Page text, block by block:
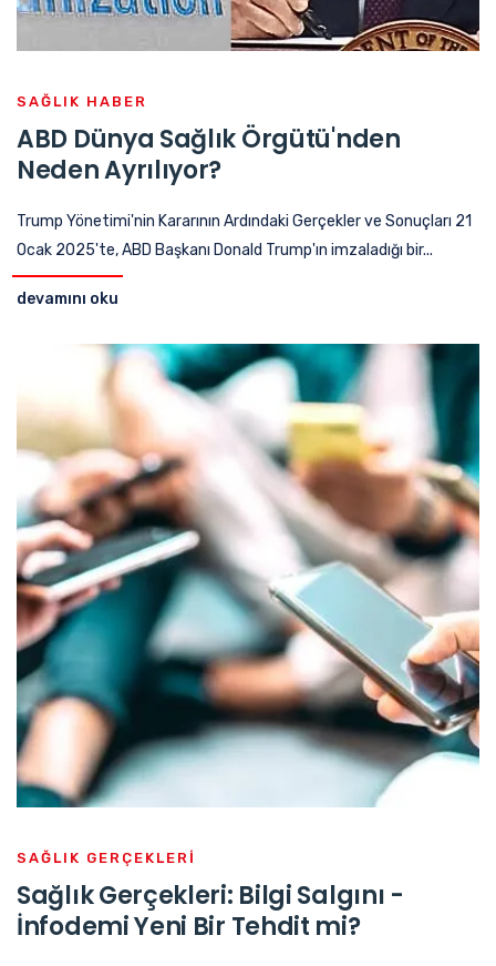
SAĞLIK HABER
ABD Dünya Sağlık Örgütü'nden
Neden Ayrılıyor?
Trump Yönetimi'nin Kararının Ardındaki Gerçekler ve Sonuçları 21
Ocak 2025'te, ABD Başkanı Donald Trump'ın imzaladığı bir...
devamını oku
SAĞLIK GERÇEKLERİ
Sağlık Gerçekleri: Bilgi Salgını -
İnfodemi Yeni Bir Tehdit mi?